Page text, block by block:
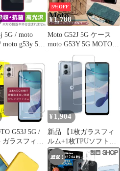
り止め/擦り傷
/光沢感/軽・
5G / moto
moto g53y 5G
Absorber 高光
ーラ スマホ
高光沢 抗菌
5%OFF
¥1,788
Moto G52J 5G ケース
moto G53Y 5G MOTO
G53J スマホケース モ
トローラ モト 手帳型ケ
ース カバー コインケー
ス 財布 ポーチ付き ス
タンド機能 ストラップ
付き 大人オシャレ icカ
ード CSJK528P210
G53J 5G /
ガラスフィル
枚セット-国産
材】 MOTO
/ G53Y 5G フィ
¥ 1,904
新品 【1枚ガラスフィ
ルム+1枚TPUソフトシ
ェル】対応Moto G53J
5G 用の フィルム 液晶
保護 Moto G53Y 5G 用